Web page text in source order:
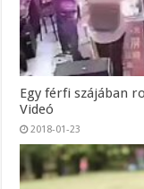
Egy férfi szájában
Videó
2018-01-23